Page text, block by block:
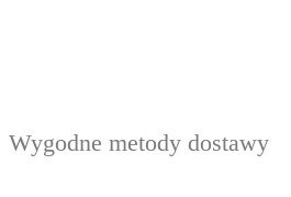
Wygodne metody dostawy